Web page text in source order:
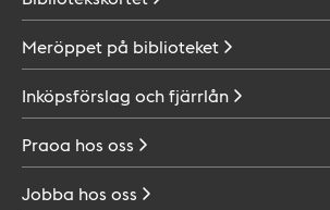
Meröppet på biblioteket
Inköpsförslag ochfjärrlån
Praoa hos oss
Jobba hos oss